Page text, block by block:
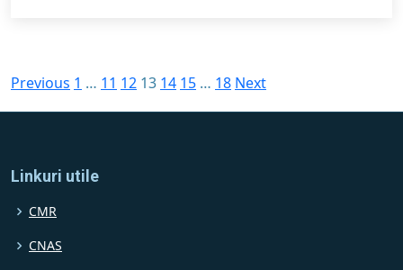
Paginație
articole
Previous 1 … 11 12 13 14 15 … 18 Next
Linkuri utile
CMR
CNAS